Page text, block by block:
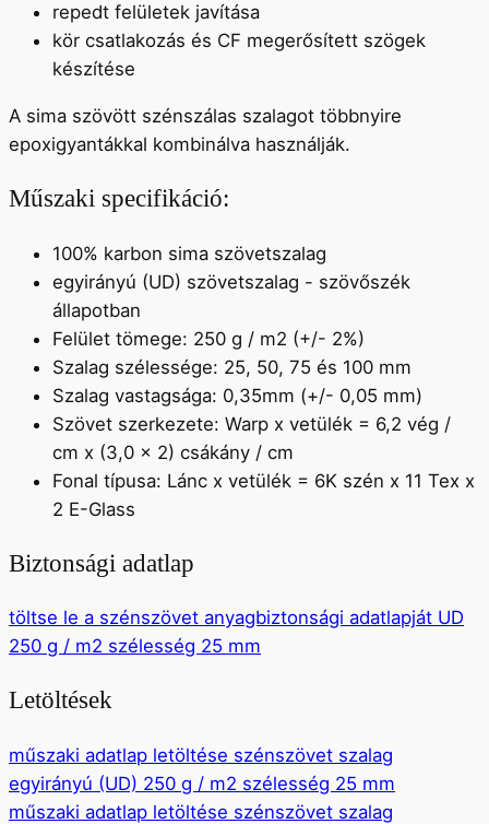
repedt felületek javítása
kör csatlakozás és CF megerősített szögek
készítése
A sima szövött szénszálas szalagot többnyire
epoxigyantákkal kombinálva használják.
Műszaki specifikáció:
100% karbon sima szövetszalag
egyirányú (UD) szövetszalag - szövőszék
állapotban
Felület tömege: 250 g / m2 (+/- 2%)
Szalag szélessége: 25, 50, 75 és 100 mm
Szalag vastagsága: 0,35mm (+/- 0,05 mm)
Szövet szerkezete: Warp x vetülék = 6,2 vég /
cm x (3,0 x 2) csákány / cm
Fonal típusa: Lánc x vetülék = 6K szén x 11 Tex x
2 E-Glass
Biztonsági adatlap
töltse le a szénszövet anyagbiztonsági adatlapját UD
250 g / m2 szélesség 25 mm
Letöltések
műszaki adatlap letöltése szénszövet szalag
egyirányú (UD) 250 g / m2 szélesség 25 mm
műszaki adatlap letöltése szénszövet szalag